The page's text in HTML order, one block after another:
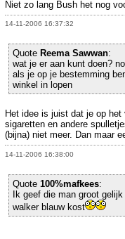
Niet zo lang Bush het nog
14-11-2006 16:37:32
Quote Reema Sawwan:
wat je er aan kunt doen?
als je op je bestemming
winkel in lopen
Het idee is juist dat je op
sigaretten en andere
(bijna) niet meer. Dan maar
14-11-2006 16:38:00
Quote 100%mafkees:
Ik geef die man groot
walker blauw kost